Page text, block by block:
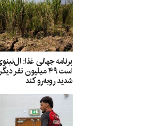
برنامه جهانی غذا:
است ۴۹ میلیون نفر
شدید روبه‌رو کند